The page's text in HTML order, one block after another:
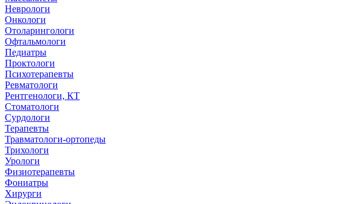
Неврологи
Онкологи
Отоларингологи
Офтальмологи
Педиатры
Проктологи
Психотерапевты
Ревматологи
Рентгенологи, КТ
Стоматологи
Сурдологи
Терапевты
Травматологи-ортопеды
Трихологи
Урологи
Физиотерапевты
Фониатры
Хирурги